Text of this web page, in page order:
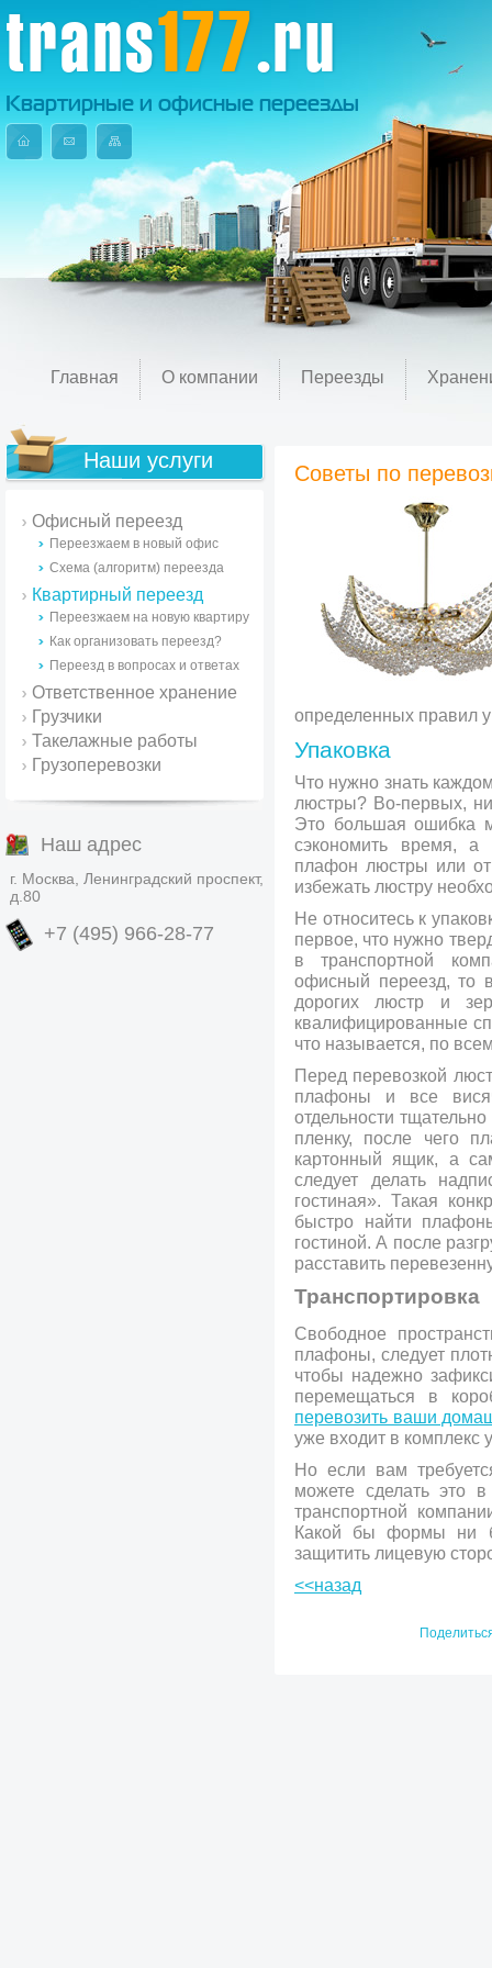
trans177.ru
Квартирные и офисные переезды
Главная О компании Переезды
Наши услуги
Офисный переезд
Переезжаем в новый офис
Схема (алгоритм) переезда
Квартирный переезд
Переезжаем на новую квартиру
Как организовать переезд?
Переезд в вопросах и ответах
Ответственное хранение
Грузчики
Такелажные работы
Грузоперевозки
Наш адрес
г. Москва, Ленинградский проспект,
д.80
+7 (495) 966-28-77
Советы по
определенных правил
Упаковка
Что нужно знать
люстры? Во-первых,
Это большая ошибка
сэкономить время, а
плафон люстры или
избежать люстру
Не относитесь к
первое, что нужно
в транспортной
офисный переезд, то
дорогих люстр и
квалифицированные
что называется, по
Перед перевозкой
плафоны и все
отдельности
пленку, после чего
картонный ящик, а
следует делать
гостиная». Такая
быстро найти
гостиной. А после
расставить
Транспортировка
Свободное
плафоны, следует
чтобы надежно
перемещаться в
перевозить ваши
уже входит в комплекс
Но если вам
можете сделать это
транспортной
Какой бы формы ни
защитить лицевую
<<назад